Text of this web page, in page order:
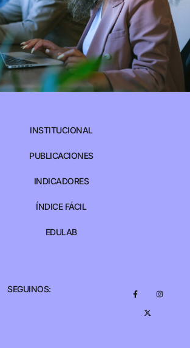
INSTITUCIONAL
PUBLICACIONES
INDICADORES
ÍNDICE FÁCIL
EDULAB
SEGUINOS: